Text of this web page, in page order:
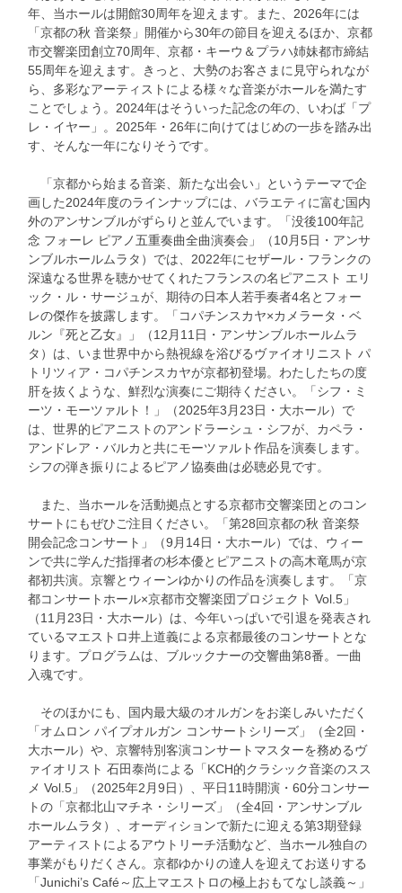
年、当ホールは開館30周年を迎えます。また、2026年には
「京都の秋 音楽祭」開催から30年の節目を迎えるほか、京都
市交響楽団創立70周年、京都・キーウ＆プラハ姉妹都市締結
55周年を迎えます。きっと、大勢のお客さまに見守られなが
ら、多彩なアーティストによる様々な音楽がホールを満たす
ことでしょう。2024年はそういった記念の年の、いわば「プ
レ・イヤー」。2025年・26年に向けてはじめの一歩を踏み出
す、そんな一年になりそうです。
「京都から始まる音楽、新たな出会い」というテーマで企
画した2024年度のラインナップには、バラエティに富む国内
外のアンサンブルがずらりと並んでいます。「没後100年記
念 フォーレ ピアノ五重奏曲全曲演奏会」（10月5日・アンサ
ンブルホールムラタ）では、2022年にセザール・フランクの
深遠なる世界を聴かせてくれたフランスの名ピアニスト エリ
ック・ル・サージュが、期待の日本人若手奏者4名とフォー
レの傑作を披露します。「コパチンスカヤ×カメラータ・ベ
ルン『死と乙女』」（12月11日・アンサンブルホールムラ
タ）は、いま世界中から熱視線を浴びるヴァイオリニスト パ
トリツィア・コパチンスカヤが京都初登場。わたしたちの度
肝を抜くような、鮮烈な演奏にご期待ください。「シフ・ミ
ーツ・モーツァルト！」（2025年3月23日・大ホール）で
は、世界的ピアニストのアンドラーシュ・シフが、カペラ・
アンドレア・バルカと共にモーツァルト作品を演奏します。
シフの弾き振りによるピアノ協奏曲は必聴必見です。
また、当ホールを活動拠点とする京都市交響楽団とのコン
サートにもぜひご注目ください。「第28回京都の秋 音楽祭
開会記念コンサート」（9月14日・大ホール）では、ウィー
ンで共に学んだ指揮者の杉本優とピアニストの高木竜馬が京
都初共演。京響とウィーンゆかりの作品を演奏します。「京
都コンサートホール×京都市交響楽団プロジェクト Vol.5」
（11月23日・大ホール）は、今年いっぱいで引退を発表され
ているマエストロ井上道義による京都最後のコンサートとな
ります。プログラムは、ブルックナーの交響曲第8番。一曲
入魂です。
そのほかにも、国内最大級のオルガンをお楽しみいただく
「オムロン パイプオルガン コンサートシリーズ」（全2回・
大ホール）や、京響特別客演コンサートマスターを務めるヴ
ァイオリスト 石田泰尚による「KCH的クラシック音楽のスス
メ Vol.5」（2025年2月9日）、平日11時開演・60分コンサー
トの「京都北山マチネ・シリーズ」（全4回・アンサンブル
ホールムラタ）、オーディションで新たに迎える第3期登録
アーティストによるアウトリーチ活動など、当ホール独自の
事業がもりだくさん。京都ゆかりの達人を迎えてお送りする
「Junichi’s Café～広上マエストロの極上おもてなし談義～」